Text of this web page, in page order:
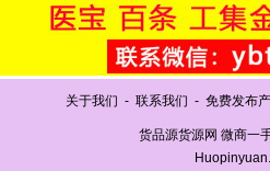
关于我们 - 联系我们 - 免费发布
货品源货源网 微商一